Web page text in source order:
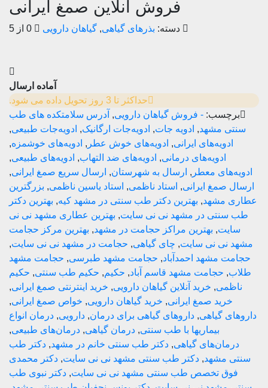
فروش آنلاین صمغ ایرانی
بذرهای گیاهی,گیاهان دارویی 0 از 5
آماده ارسال
حداکثر تا 3 روز تحویل داده می شود.
- فروش گیاهان دارویی,آدرس سلامتکده های طب
مشهد,ادویه جات ,ادویه‌جات ارگانیک,ادویه‌جات طبیعی,
ایرانی,ادویه‌های خوش عطر,ادویه‌های خوشمزه,
ادویه‌های درمانی,ادویه‌های ضد التهاب,ادویه‌های طبیعی,
معطر,ارسال به شهرستان ,ارسال سریع صمغ ایرانی,
ایرانی,استاد ناظمی,استاد یاسین ناظمی,بزرگترین
مشهد, بهترین دکتر طب سنتی در مشهد کیه ,بهترین دکتر
در مشهد نی نی سایت ,بهترین عطاری مشهد نی نی
بهترین مراکز حجامت در مشهد,بهترین مرکز حجامت
نی سایت ,چای گیاهی,حجامت در مشهد نی نی سایت
مشهد احمدآباد, حجامت مشهد طبرسی, حجامت مشهد
حجامت مشهد قاسم آباد ,حکیم ,حکیم طب سنتی,حکیم
خرید آنلاین گیاهان دارویی,خرید اینترنتی صمغ ایرانی,
صمغ ایرانی,خرید گیاهان دارویی,خواص صمغ ایرانی,
گیاهی,داروهای گیاهی برای درمان ,دارویی,درمان انواع
بیماریها با طب سنتی,درمان گیاهی,درمان‌های طبیعی,
گیاهی,دکتر طب سنتی خانم در مشهد,دکتر طب
مشهد,دکتر طب سنتی مشهد نی نی سایت ,دکتر محمدی
تخصص طب سنتی مشهد نی نی سایت ,دکتر نبوی طب